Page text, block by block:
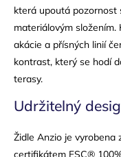
která upoutá pozornost
materiálovým
akácie a přísných linií
kontrast, který se hodí
terasy.
Udržitelný
Židle Anzio je vyrobena
certifikátem FSC®